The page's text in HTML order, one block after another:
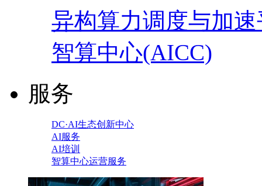
异构算力调度与加
智算中心(AICC)
服务
DC·AI生态创新中心
AI服务
AI培训
智算中心运营服务